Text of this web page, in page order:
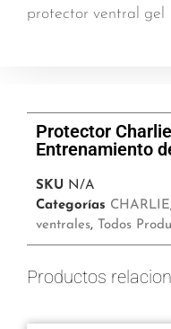
protector ventral gel
Protector
Entrenamiento
SKU N/A
Categorías CHARLIE
ventrales, Todos
Productos